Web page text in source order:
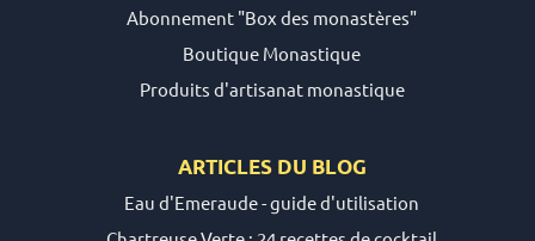
Abonnement "Box des monastères"
Boutique Monastique
Produits d'artisanat monastique
ARTICLES DU BLOG
Eau d'Emeraude - guide d'utilisation